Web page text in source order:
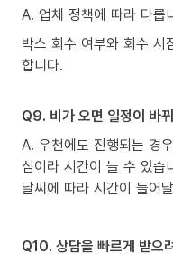
A. 업체 정책에 따라 다릅
박스 회수 여부와 회수 시
합니다.
Q9. 비가 오면 일정이 바
A. 우천에도 진행되는 경
심이라 시간이 늘 수 있습
날씨에 따라 시간이 늘어
Q10. 상담을 빠르게 받으